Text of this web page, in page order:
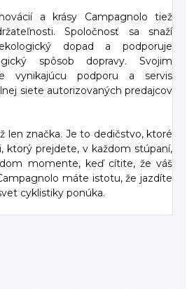
a krásy Campagnolo tiež
Spoločnosť sa snaží
dopad a podporuje
spôsob dopravy. Svojim
vynikajúcu podporu a servis
siete autorizovaných predajcov
len značka. Je to dedičstvo, ktoré
ktorý prejdete, v každom stúpaní,
momente, keď cítite, že váš
máte istotu, že jazdíte
cyklistiky ponúka.